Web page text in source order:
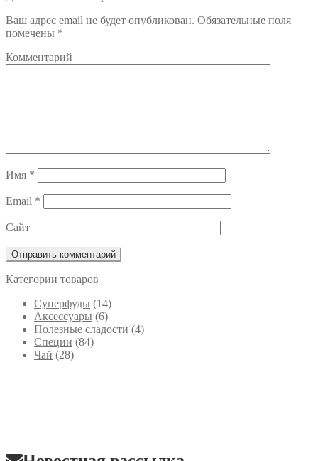
Ваш адрес email не будет опубликован. Обязательные поля
помечены *
Комментарий
Имя *
Email *
Сайт
Категории товаров
Cуперфуды (14)
Аксессуары (6)
Полезные сладости (4)
Специи (84)
Чай (28)